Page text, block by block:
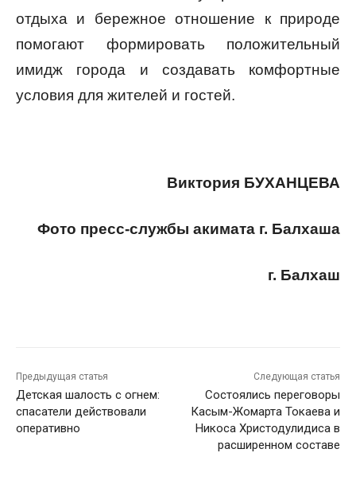
отдыха и бережное отношение к природе
помогают формировать положительный
имидж города и создавать комфортные
условия для жителей и гостей.
Виктория БУХАНЦЕВА
Фото пресс-службы акимата г. Балхаша
г. Балхаш
Предыдущая статья
Детская шалость с огнем:
спасатели действовали
оперативно
Следующая статья
Состоялись переговоры
Касым-Жомарта Токаева и
Никоса Христодулидиса в
расширенном составе